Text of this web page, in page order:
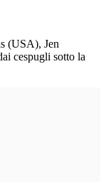
(USA), Jen
cespugli sotto la